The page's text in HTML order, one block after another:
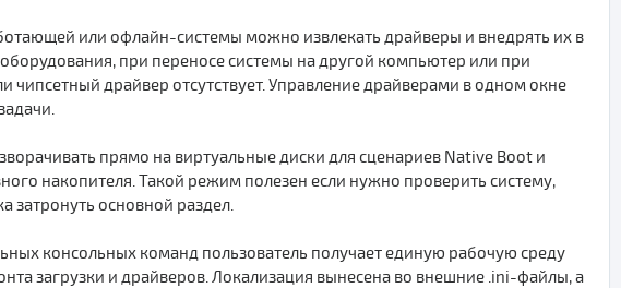
или офлайн-системы можно извлекать драйверы и внедрять их в
при переносе системы на другой компьютер или при
чипсетный драйвер отсутствует. Управление драйверами в одном окне
прямо на виртуальные диски для сценариев Native Boot и
накопителя. Такой режим полезен если нужно проверить систему,
затронуть основной раздел.
консольных команд пользователь получает единую рабочую среду
загрузки и драйверов. Локализация вынесена во внешние .ini-файлы, а